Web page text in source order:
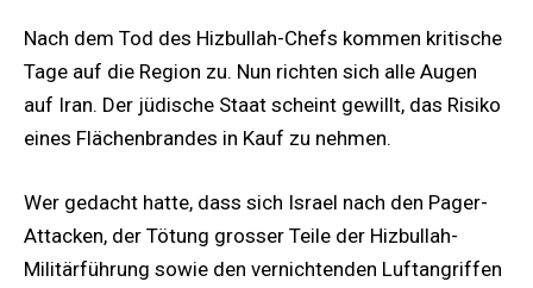
Nach dem Tod des Hizbullah-Chefs kommen kritische
Tage auf die Region zu. Nun richten sich alle Augen
auf Iran. Der jüdische Staat scheint gewillt, das Risiko
eines Flächenbrandes in Kauf zu nehmen.
Wer gedacht hatte, dass sich Israel nach den Pager-
Attacken, der Tötung grosser Teile der Hizbullah-
Militärführung sowie den vernichtenden Luftangriffen